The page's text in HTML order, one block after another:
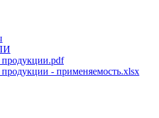
- применяемость.xlsx